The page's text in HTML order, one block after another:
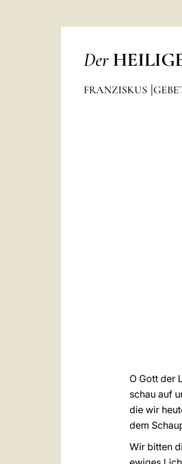
Der
FRANZISKUS
O Gott der
schau auf
die wir
dem
Wir bitten